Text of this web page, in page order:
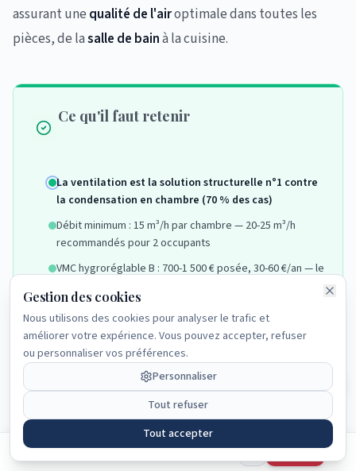
Gestion des cookies
Nous utilisons des cookies pour analyser le trafic et
améliorer votre expérience. Vous pouvez accepter, refuser
ou personnaliser vos préférences.
Personnaliser
Tout refuser
Tout accepter
assurant une qualité de l'airoptimale dans toutes les
pièces, de lasalle de bainà la cuisine.
Ce qu'il faut retenir
La ventilation est la solution structurelle n°1 contre
la condensation en chambre (70 % des cas)
Débit minimum : 15 m³/h par chambre — 20-25 m³/h
recommandés pour 2 occupants
VMC hygroréglable B : 700-1 500 € posée, 30-60 €/an — le
Ne JAMAIS boucher les entrées d'air — c'est la première
cause d'humidité excessive
Ventilation + isolation des ponts thermiques + chauffage
continu = la formule complète
Le déshumidificateur est un palliatif temporaire, pas une
solution durable
Cet article vous a été utile ? Articles
Accueil
Guide complet
Pré-diagnostic Gratuit
FAQ